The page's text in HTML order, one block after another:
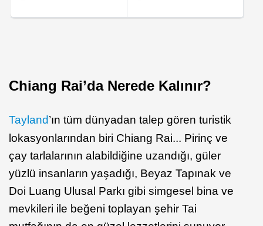
Chiang Rai’da Nerede Kalınır?
Tayland’ın tüm dünyadan talep gören turistik
lokasyonlarından biri Chiang Rai... Pirinç ve
çay tarlalarının alabildiğine uzandığı, güler
yüzlü insanların yaşadığı, Beyaz Tapınak ve
Doi Luang Ulusal Parkı gibi simgesel bina ve
mevkileri ile beğeni toplayan şehir Tai